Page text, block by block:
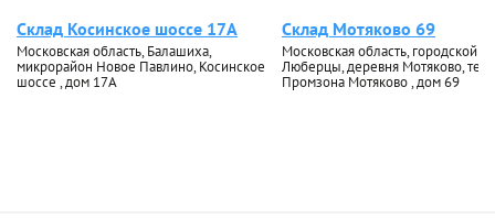
Склад Косинское шоссе 17А
Московская область, Балашиха,
микрорайон Новое Павлино, Косинское
шоссе , дом 17А
Склад Мотяково 69
Московская область, городской
Люберцы, деревня Мотяково,
Промзона Мотяково , дом 69